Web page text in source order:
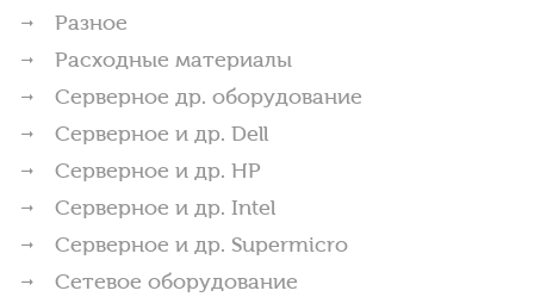
Разное
Расходные материалы
Серверное др. оборудование
Серверное и др. Dell
Серверное и др. HP
Серверное и др. Intel
Серверное и др. Supermicro
Сетевое оборудование